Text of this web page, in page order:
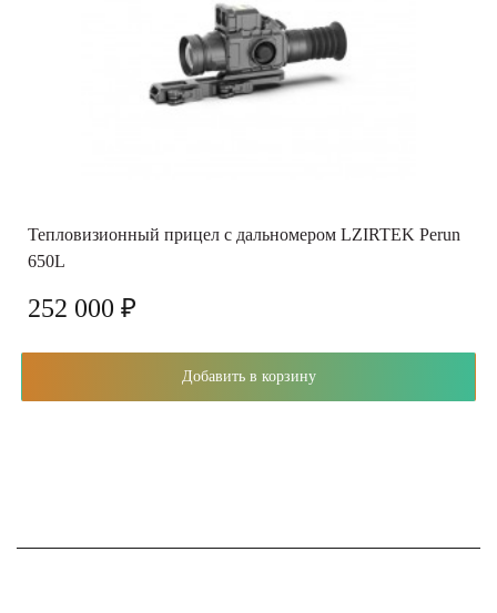
Тепловизионный прицел с дальномером LZIRTEK Perun
650L
252 000 ₽
Добавить в корзину